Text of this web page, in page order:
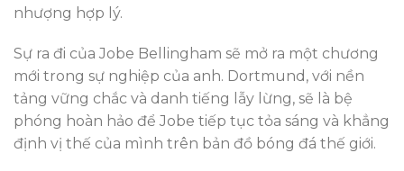
nhượng hợp lý.
Sự ra đi của Jobe Bellingham sẽ mở ra một chương
mới trong sự nghiệp của anh. Dortmund, với nền
tảng vững chắc và danh tiếng lẫy lừng, sẽ là bệ
phóng hoàn hảo để Jobe tiếp tục tỏa sáng và khẳng
định vị thế của mình trên bản đồ bóng đá thế giới.